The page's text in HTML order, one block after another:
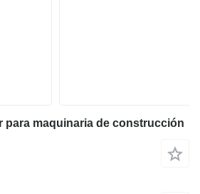
para maquinaria de construcción